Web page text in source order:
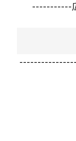
-----------